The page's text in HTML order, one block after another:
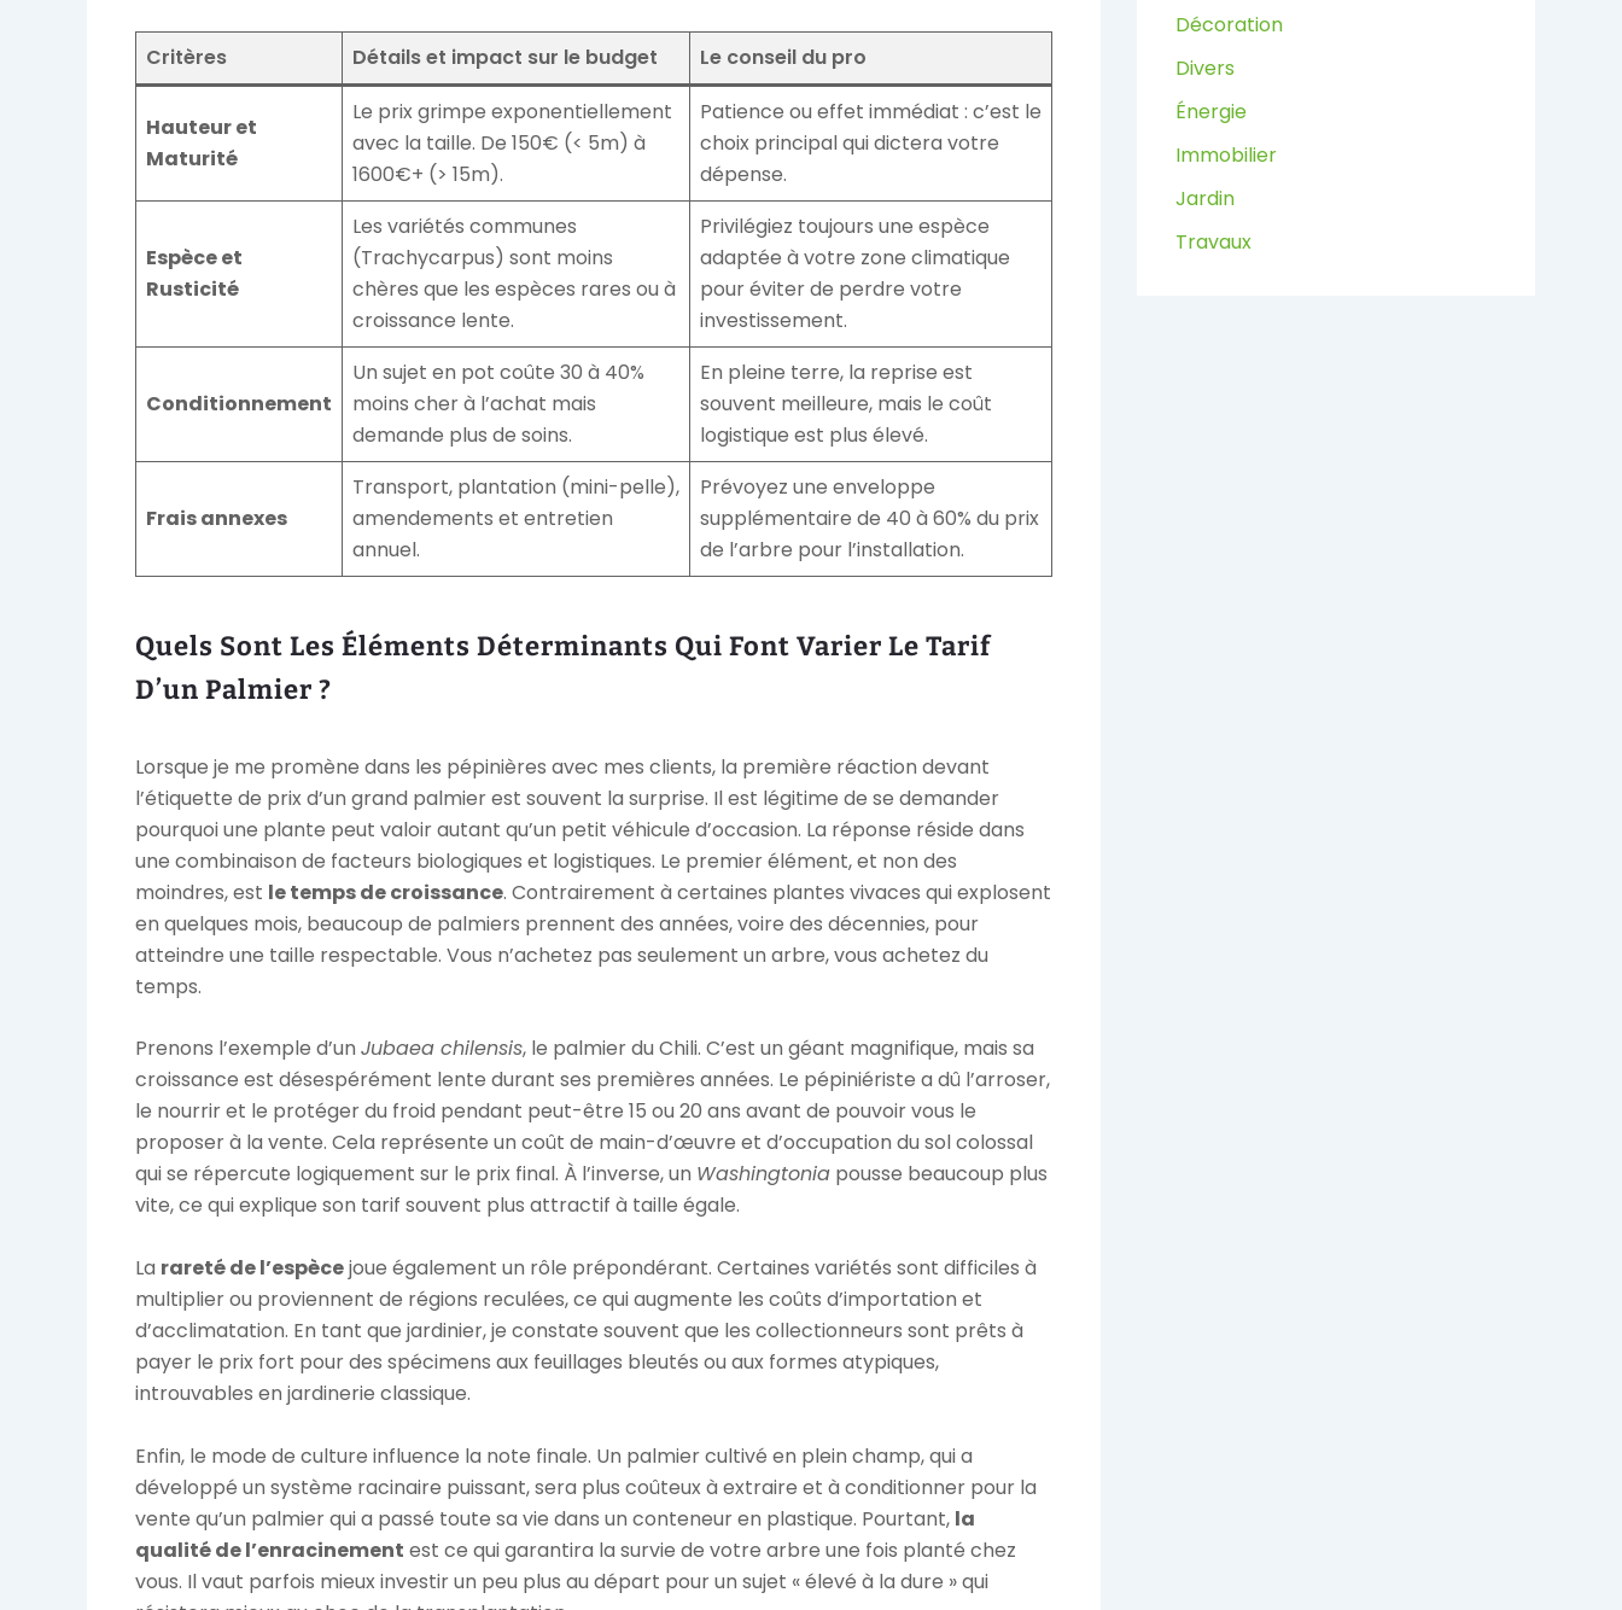
Critères Détails et impact sur le budget Le conseil du pro
Hauteur et
Maturité
Le prix grimpe exponentiellement
avec la taille. De 150€ (< 5m) à
1600€+ (> 15m).
Patience ou effet immédiat : c’est le
choix principal qui dictera votre
dépense.
Espèce et
Rusticité
Les variétés communes
(Trachycarpus) sont moins
chères que les espèces rares ou à
croissance lente.
Privilégiez toujours une espèce
adaptée à votre zone climatique
pour éviter de perdre votre
investissement.
Conditionnement
Un sujet en pot coûte 30 à 40%
moins cher à l’achat mais
demande plus de soins.
En pleine terre, la reprise est
souvent meilleure, mais le coût
logistique est plus élevé.
Frais annexes
Transport, plantation (mini-pelle),
amendements et entretien
annuel.
Prévoyez une enveloppe
supplémentaire de 40 à 60% du prix
de l’arbre pour l’installation.
Quels Sont Les Éléments Déterminants Qui Font Varier Le Tarif
D’un Palmier ?
Lorsque je me promène dans les pépinières avec mes clients, la première réaction devant
l’étiquette de prix d’un grand palmier est souvent la surprise. Il est légitime de se demander
pourquoi une plante peut valoir autant qu’un petit véhicule d’occasion. La réponse réside dans
une combinaison de facteurs biologiques et logistiques. Le premier élément, et non des
moindres, est le temps de croissance. Contrairement à certaines plantes vivaces qui explosent
en quelques mois, beaucoup de palmiers prennent des années, voire des décennies, pour
atteindre une taille respectable. Vous n’achetez pas seulement un arbre, vous achetez du
temps.
Prenons l’exemple d’un Jubaea chilensis, le palmier du Chili. C’est un géant magnifique, mais sa
croissance est désespérément lente durant ses premières années. Le pépiniériste a dû l’arroser,
le nourrir et le protéger du froid pendant peut-être 15 ou 20 ans avant de pouvoir vous le
proposer à la vente. Cela représente un coût de main-d’œuvre et d’occupation du sol colossal
qui se répercute logiquement sur le prix final. À l’inverse, un Washingtonia pousse beaucoup plus
vite, ce qui explique son tarif souvent plus attractif à taille égale.
La rareté de l’espècejoue également un rôle prépondérant. Certaines variétés sont difficiles à
multiplier ou proviennent de régions reculées, ce qui augmente les coûts d’importation et
d’acclimatation. En tant que jardinier, je constate souvent que les collectionneurs sont prêts à
payer le prix fort pour des spécimens aux feuillages bleutés ou aux formes atypiques,
introuvables en jardinerie classique.
Enfin, le mode de culture influence la note finale. Un palmier cultivé en plein champ, qui a
développé un système racinaire puissant, sera plus coûteux à extraire et à conditionner pour la
vente qu’un palmier qui a passé toute sa vie dans un conteneur en plastique. Pourtant, la
qualité de l’enracinement est ce qui garantira la survie de votre arbre une fois planté chez
vous. Il vaut parfois mieux investir un peu plus au départ pour un sujet « élevé à la dure » qui
Décoration
Divers
Énergie
Immobilier
Jardin
Travaux